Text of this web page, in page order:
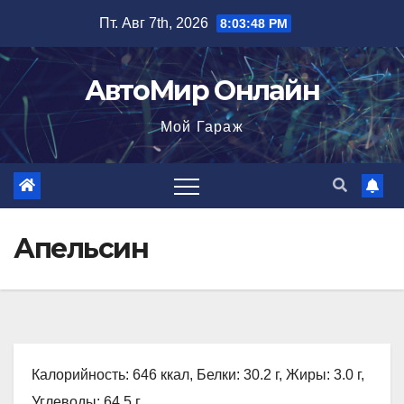
содержимому
Пт. Авг 7th, 2026 8:03:49 PM
АвтоМир Онлайн
Мой Гараж
Апельсин
Калорийность: 646 ккал, Белки: 30.2 г, Жиры: 3.0 г,